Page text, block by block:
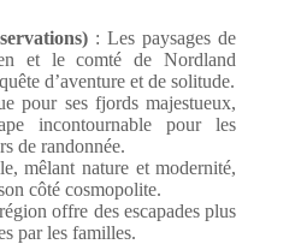
: Les paysages de
et le comté de Nordland
d’aventure et de solitude.
pour ses fjords majestueux,
incontournable pour les
de randonnée.
mêlant nature et modernité,
côté cosmopolite.
offre des escapades plus
par les familles.